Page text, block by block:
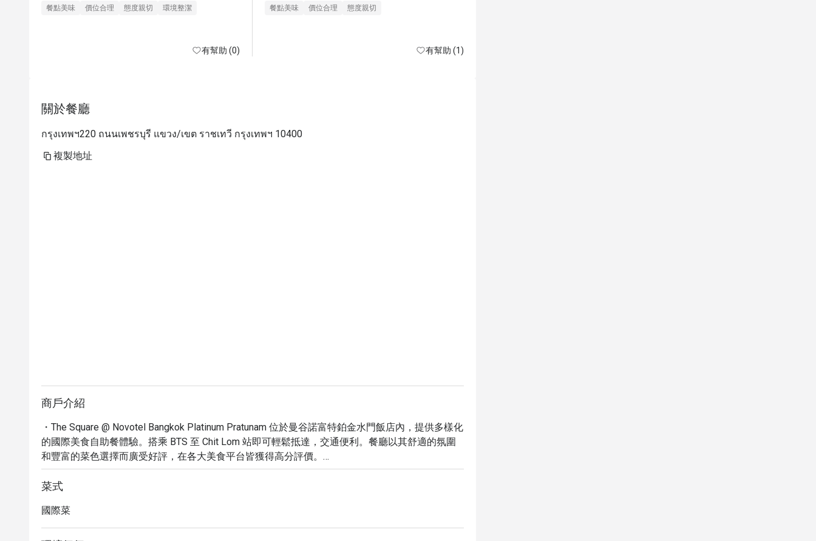
餐點美味 價位合理 態度親切 環境整潔
有幫助 (0)
餐點美味 價位合理 態度親切
有幫助 (1)
關於餐廳
กรุงเทพฯ220 ถนนเพชรบุรี แขวง/เขต ราชเทวี กรุงเทพฯ 10400
複製地址
商戶介紹
・The Square @ Novotel Bangkok Platinum Pratunam 位於曼谷諾富特鉑金水門飯店內，提供多樣化
的國際美食自助餐體驗。搭乘 BTS 至 Chit Lom 站即可輕鬆抵達，交通便利。餐廳以其舒適的氛圍
和豐富的菜色選擇而廣受好評，在各大美食平台皆獲得高分評價。
・The Square 以其新鮮的海鮮、精緻的甜點和週日早午餐而聞名。必嚐的包括烤肉、壽司和各種泰
式料理。
優惠，品嚐世界各地的美味佳餚！
菜式
國際菜